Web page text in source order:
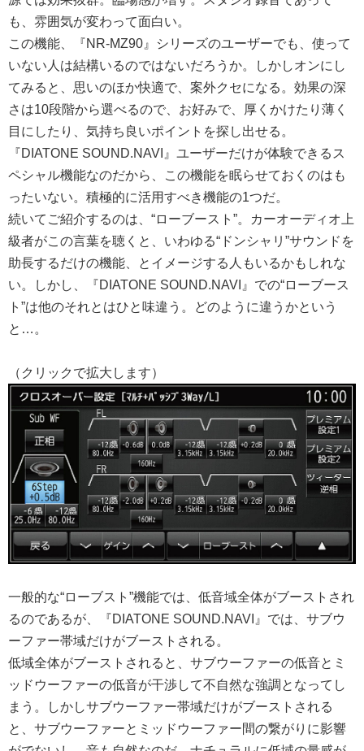
も、雰囲気が変わって面白い。
この機能、『NR-MZ90』シリーズのユーザーでも、使って
いない人は結構いるのではないだろうか。しかしオンにし
てみると、思いのほか快適で、案外クセになる。効果の深
さは10段階から選べるので、お好みで、厚くかけたり薄く
目にしたり、気持ち良いポイントを探し出せる。
『DIATONE SOUND.NAVI』ユーザーだけが体験できるス
ペシャル機能なのだから、この機能を眠らせておくのはも
ったいない。積極的に活用すべき機能の1つだ。
続いてご紹介するのは、“ローブースト”。カーオーディオ上
級者がこの言葉を聴くと、いわゆる“ドンシャリ”サウンドを
助長するだけの機能、とイメージする人もいるかもしれな
い。しかし、『DIATONE SOUND.NAVI』での“ローブース
ト”は他のそれとはひと味違う。どのように違うかという
と…。
（クリックで拡大します）
一般的な“ローブスト”機能では、低音域全体がブーストされ
るのであるが、『DIATONE SOUND.NAVI』では、サブウ
ーファー帯域だけがブーストされる。
低域全体がブーストされると、サブウーファーの低音とミ
ッドウーファーの低音が干渉して不自然な強調となってし
まう。しかしサブウーファー帯域だけがブーストされる
と、サブウーファーとミッドウーファー間の繋がりに影響